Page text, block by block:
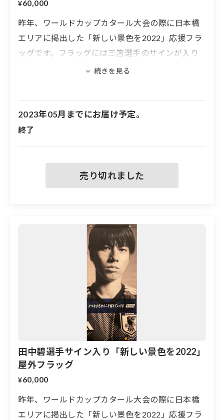
¥60,000
昨年、ワールドカップカタール大会の際に日本橋
エリアに掲出した「新しい景色を2022」応援フラ
ッグです。フラッグには三笘選手のサインが入り
面のみです
※フラッグの大きさは600mm×1400mmです
※実際に屋外に掲出したフラッグのため、汚れや
傷などがある場合もあります
2023年05月までにお届け予定。
終了
田中碧選手サイン入り「新しい景色を2022」
屋外フラッグ
¥60,000
昨年、ワールドカップカタール大会の際に日本橋
エリアに掲出した「新しい景色を2022」応援フラ